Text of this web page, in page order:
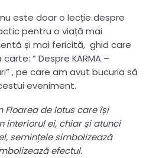
este doar o lecție despre
pentru o viață mai
și mai fericită, ghid care
“ Despre KARMA –
, pe care am avut bucuria să
eveniment.
Floarea de lotus care își
interiorul ei, chiar și atunci
semințele simbolizează
efectul.